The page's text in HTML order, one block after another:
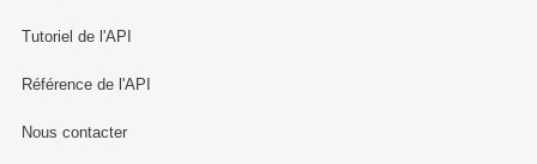
Tutoriel de l'API
Référence de l'API
Nous contacter